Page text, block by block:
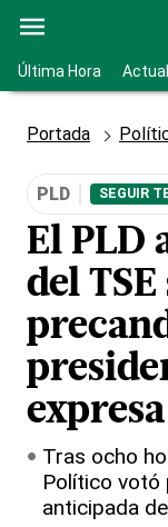
Última Hora
Portada
PLD SEGUIR
El PLD
del
Tras ocho
Político votó
anticipada